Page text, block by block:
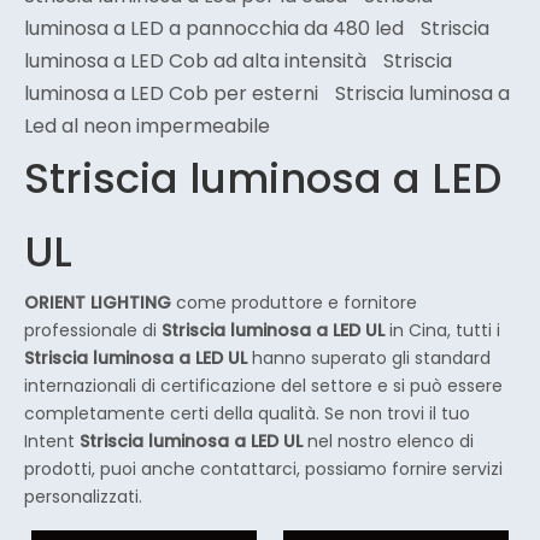
luminosa a LED a pannocchia da 480 led
Striscia
luminosa a LED Cob ad alta intensità
Striscia
luminosa a LED Cob per esterni
Striscia luminosa a
Led al neon impermeabile
Striscia luminosa a LED
UL
ORIENT LIGHTING come produttore e fornitore
professionale di Striscia luminosa a LED ULin Cina, tutti i
Striscia luminosa a LED ULhanno superato gli standard
internazionali di certificazione del settore e si può essere
completamente certi della qualità. Se non trovi il tuo
Intent Striscia luminosa a LED ULnel nostro elenco di
prodotti, puoi anche contattarci, possiamo fornire servizi
personalizzati.